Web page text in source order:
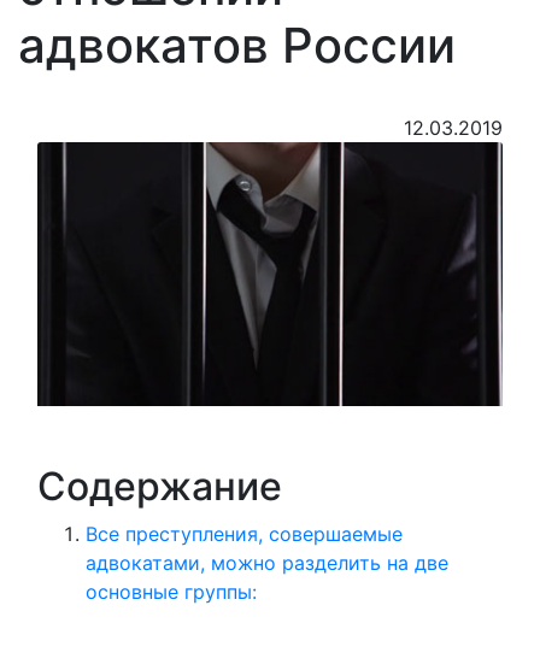
адвокатов России
12.03.2019
Содержание
Все преступления, совершаемые
адвокатами, можно разделить на две
основные группы: